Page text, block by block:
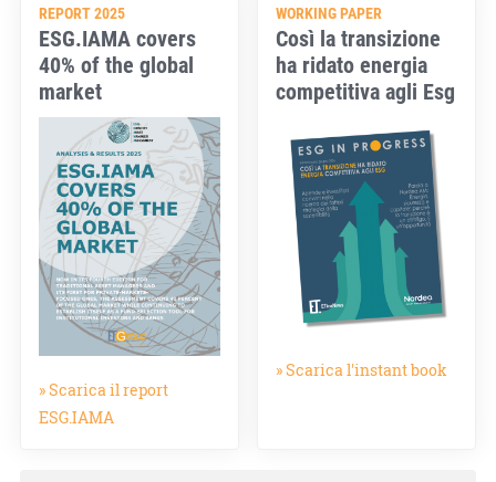
REPORT 2025
ESG.IAMA covers
40% of the global
market
» Scarica il report
ESG.IAMA
WORKING PAPER
Così la transizione
ha ridato energia
competitiva agli Esg
» Scarica l'instant book